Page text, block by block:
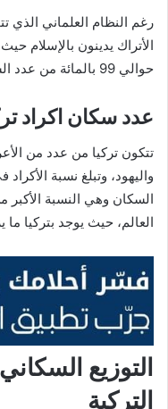
رغم النظام العلماني الذي
الأتراك يدينون بالإسلام
حوالي 99 بالمائة من عدد السكان.
عدد سكان اكراد
تتكون تركيا من عدد من
السكان وهي النسبة الأكبر
العالم، حيث يوجد بتركيا
التوزيع
التركية